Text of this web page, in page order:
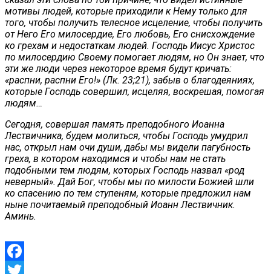
мотивы людей, которые приходили к Нему только для
того, чтобы получить телесное исцеление, чтобы получить
от Него Его милосердие, Его любовь, Его снисхождение
ко грехам и недостаткам людей. Господь Иисус Христос
по милосердию Своему помогает людям, но Он знает, что
эти же люди через некоторое время будут кричать:
«распни, распни Его!» (Лк. 23;21), забыв о благодеяниях,
которые Господь совершил, исцеляя, воскрешая, помогая
людям…
Сегодня, совершая память преподобного Иоанна
Лествичника, будем молиться, чтобы Господь умудрил
нас, открыл нам очи души, дабы мы видели пагубность
греха, в котором находимся и чтобы нам не стать
подобными тем людям, которых Господь назвал «род
неверный». Дай Бог, чтобы мы по милости Божией шли
ко спасению по тем ступеням, которые предложил нам
ныне почитаемый преподобный Иоанн Лествичник.
Аминь.
Facebook